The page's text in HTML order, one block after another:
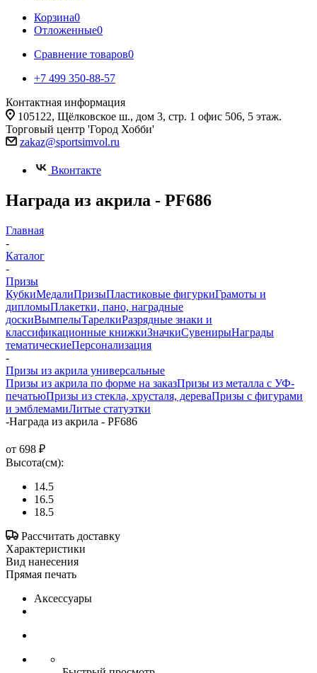
Корзина0
Отложенные0
Сравнение товаров0
+7 499 350-88-57
Контактная информация
105122, Щёлковское ш., дом 3, стр. 1 офис 506, 5 этаж.
Торговый центр 'Город Хобби'
zakaz@sportsimvol.ru
Вконтакте
Награда из акрила - PF686
Главная
-
Каталог
-
Призы
КубкиМедалиПризыПластиковые фигуркиГрамоты и
дипломыПлакетки, пано, наградные
доскиВымпелыТарелкиРазрядные знаки и
классификационные книжкиЗначкиСувенирыНаграды
тематическиеПерсонализация
-
Призы из акрила универсальные
Призы из акрила по форме на заказПризы из металла с УФ-
печатьюПризы из стекла, хрусталя, дереваПризы с фигурами
и эмблемамиЛитые статуэтки
-Награда из акрила - PF686
от 698 ₽
Высота(см):
14.5
16.5
18.5
Рассчитать доставку
Характеристики
Вид нанесения
Прямая печать
Аксессуары